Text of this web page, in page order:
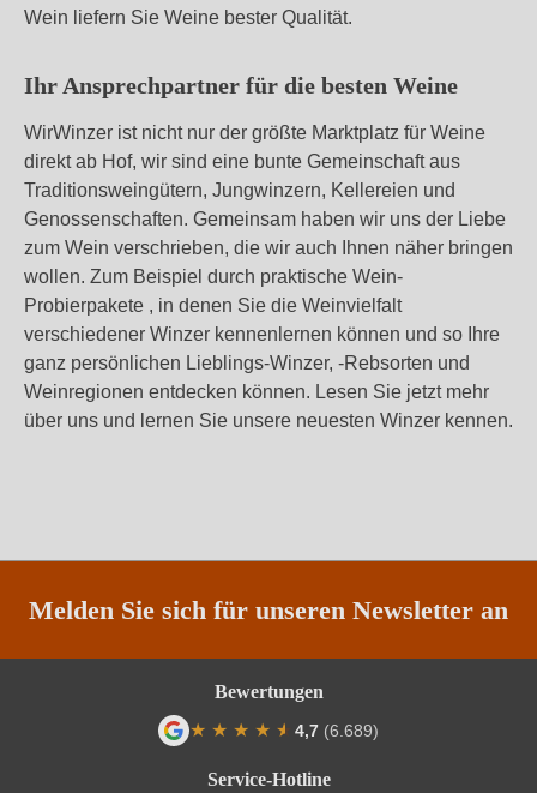
Wein liefern Sie Weine bester Qualität.
Ihr Ansprechpartner für die besten Weine
WirWinzer ist nicht nur der größte Marktplatz für Weine
direkt ab Hof, wir sind eine bunte Gemeinschaft aus
Traditionsweingütern, Jungwinzern, Kellereien und
Genossenschaften. Gemeinsam haben wir uns der Liebe
zum Wein verschrieben, die wir auch Ihnen näher bringen
wollen. Zum Beispiel durch praktische Wein-
Probierpakete , in denen Sie die Weinvielfalt
verschiedener Winzer kennenlernen können und so Ihre
ganz persönlichen Lieblings-Winzer, -Rebsorten und
Weinregionen entdecken können. Lesen Sie jetzt mehr
über uns und lernen Sie unsere neuesten Winzer kennen.
Melden Sie sich für unseren Newsletter an
Service-Hotline
Bewertungen
★ ★ ★ ★ ★
★ 4,7 (6.689)